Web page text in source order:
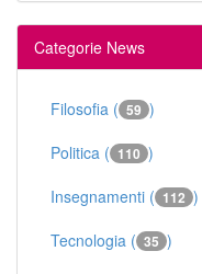
Categorie News
Filosofia ( 59 )
Politica ( 110 )
Insegnamenti ( 112 )
Tecnologia ( 35 )